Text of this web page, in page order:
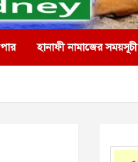
হানাফী নামাজের সময়সূচী